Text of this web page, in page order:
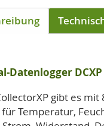
Datenlogger
gibt es mit
für Temperatur,